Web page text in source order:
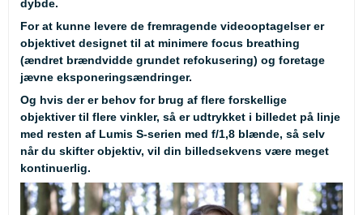
dybde.
For at kunne levere de fremragende videooptagelser er
objektivet designet til at minimere focus breathing
(ændret brændvidde grundet refokusering) og foretage
jævne eksponeringsændringer.
Og hvis der er behov for brug af flere forskellige
objektiver til flere vinkler, så er udtrykket i billedet på linje
med resten af Lumis S-serien med f/1,8 blænde, så selv
når du skifter objektiv, vil din billedsekvens være meget
kontinuerlig.